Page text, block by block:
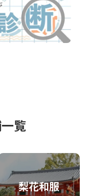
覧
梨花和服